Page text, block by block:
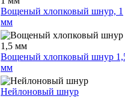
Вощеный хлопковый шнур, 1
мм
Вощеный хлопковый шнур
мм
Нейлоновый шнур